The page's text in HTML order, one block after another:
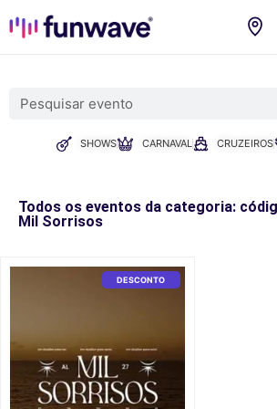
SHOWS CARNAVAL CRUZEIROS
Todos os eventos da categoria:
Mil Sorrisos
DESCONTO